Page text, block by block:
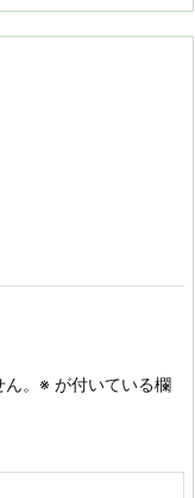
。 ※ が付いている欄